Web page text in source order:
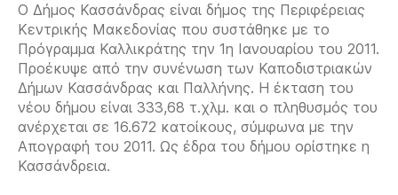
Ο Δήμος Κασσάνδρας είναι δήμος της Περιφέρειας
Κεντρικής Μακεδονίας που συστάθηκε με το
Πρόγραμμα Καλλικράτης την 1η Ιανουαρίου του 2011.
Προέκυψε από την συνένωση των Καποδιστριακών
Δήμων Κασσάνδρας και Παλλήνης. Η έκταση του
νέου δήμου είναι 333,68 τ.χλμ. και ο πληθυσμός του
ανέρχεται σε 16.672 κατοίκους, σύμφωνα με την
Απογραφή του 2011. Ως έδρα του δήμου ορίστηκε η
Κασσάνδρεια.